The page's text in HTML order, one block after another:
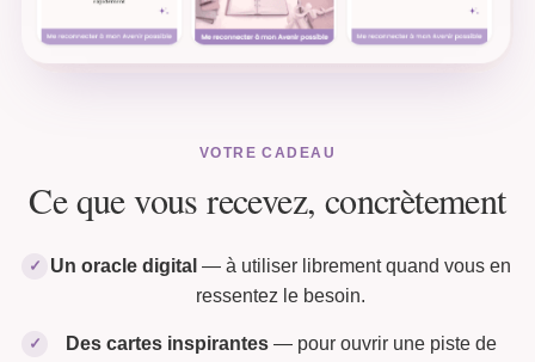
VOTRE CADEAU
Ce que vous recevez, concrètement
✓ Un oracle digital — à utiliser librement quand vous en
ressentez le besoin.
✓ Des cartes inspirantes— pour ouvrir une piste de